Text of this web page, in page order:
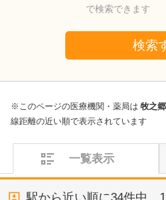
で検索できます
検索
※このページの医療機関・薬局は 牧之
線距離の近い順で表示されています
一覧表示